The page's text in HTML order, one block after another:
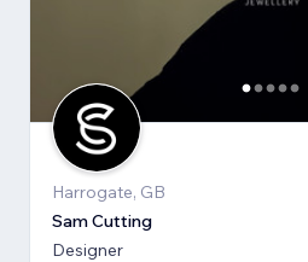
Harrogate, GB
Sam Cutting
Designer